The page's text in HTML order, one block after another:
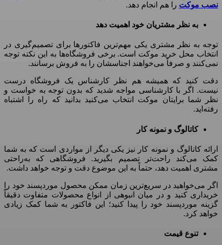
نصب موکت را هم انجام دهد.
به نظر مشتریان خود اهمیت دهد
توجه به نظر مشتری یکی مهم‌ترین فاکتورها برای تصمیم‌گیری در
انتخاب محل خرید موکت است. برخی فروشگاه‌ها به این نکته توجه
نمی‌کنند و صرفاً می‌خواهند اجناسشان را به فروش برسانند.
دقت کنید که همیشه هم نظر کارشناس یک فروشگاه درست
نیست.
اگر با کارشناسی مواجه شدید که بدون توجه به خواست و
نظر شما برایتان موکت انتخاب می‌کنید بدانید که راه را اشتباه
رفته‌اید.
کاتالوگ و نمونه کار
ارائه کاتالوگ و نمونه کار نیز یکی دیگر از مواردی است که به شما
کمک می‌کند راحت‌تر تصمیم بگیرید. فروشگاهی که به‌راحتی
مشتری اهمیت دهد، حتماً به این موضوع دقت و توجه خواهد داشت.
اگر می‌خواهید در سریع‌ترین زمان ممکن محصول موردپسند خود را
خریداری کنید و در میان انبوهی از انواع محصولات متفاوت دقیقاً
گزینه موردپسند خود را پیدا کنید؛ این فاکتور به شما کمک زیادی
خواهد کرد.
تنوع قیمت